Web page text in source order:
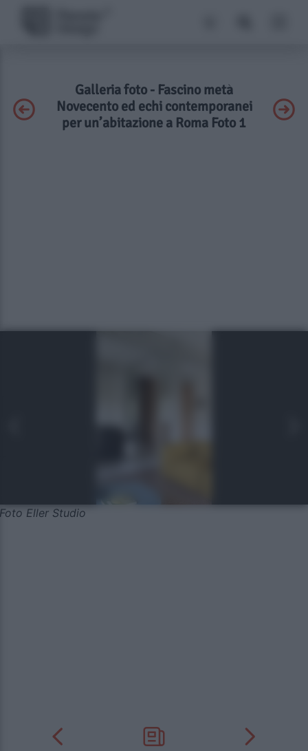
Galleria foto - Fascino metà
Novecento ed echi contemporanei
per un’abitazione a Roma Foto 1
Foto Eller Studio